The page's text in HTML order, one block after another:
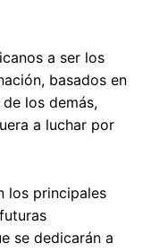
a ser los
basados en
los demás,
a luchar por
los principales
se dedicarán a